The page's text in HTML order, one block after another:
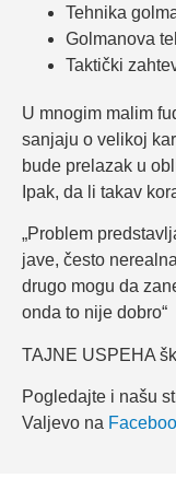
Tehnika
Golmanova
Taktički
U mnogim malim
sanjaju o velikoj
bude prelazak u
Ipak, da li takav
„Problem
jave, često
drugo mogu da
onda to nije dobro“
TAJNE USPEHA
Pogledajte i našu
Valjevo na